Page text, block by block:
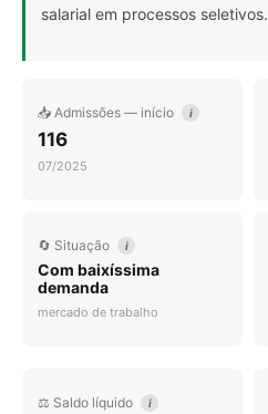
salarial em processos seletivos.
📥 Admissões — início i
116
07/2025
🔄 Situação i
Com baixíssima
demanda
mercado de trabalho
⚖️ Saldo líquido i